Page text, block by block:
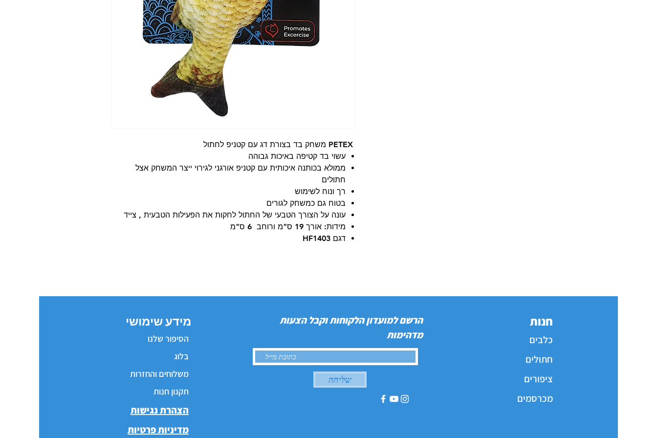
עשוי בד קטיפה באיכות גבוהה
ממולא בכותנה איכותית עם קטניפ אורגני לגירוי ייצר המשחק אצל
חתולים
רך ונוח לשימוש
בטוח גם כמשחק לגורים
עונה על הצורך הטבעי של החתול לחקות את הפעילות הטבעית , צייד
מידות: אורך 19 ס"מ ורוחב 6 ס"מ
דגם HF1403
מידע שימושי
הסיפור שלנו
בלוג
משלוחים והחזרות
תקנון חנות
הצהרת נגישות
מדיניות פרטיות
הרשם למועדון הלקוחות וקבל הצעות
מדהימות
שליחה
חנות
כלבים
חתולים
ציפורים
מכרסמים